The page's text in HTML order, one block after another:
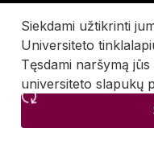
Siekdami užtikrinti
Universiteto
Tęsdami naršymą
universiteto slapukų